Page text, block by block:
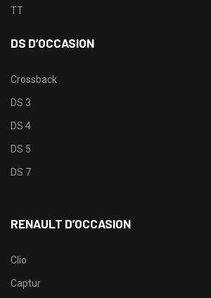
TT
DS D’OCCASION
Crossback
DS 3
DS 4
DS 5
DS 7
RENAULT D’OCCASION
Clio
Captur